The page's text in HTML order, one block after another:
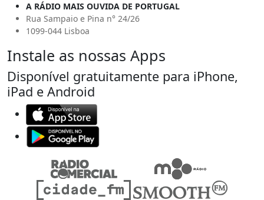
A RÁDIO MAIS OUVIDA DE PORTUGAL
Rua Sampaio e Pina n° 24/26
1099-044 Lisboa
Instale as nossas Apps
Disponível gratuitamente para iPhone,
iPad e Android